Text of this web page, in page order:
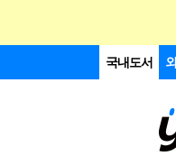
국내도서